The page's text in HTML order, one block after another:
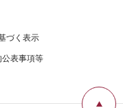
づく表示
表事項等